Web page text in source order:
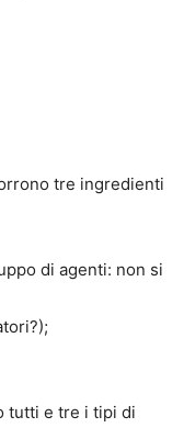
tre ingredienti
di agenti: non si
tutti e tre i tipi di